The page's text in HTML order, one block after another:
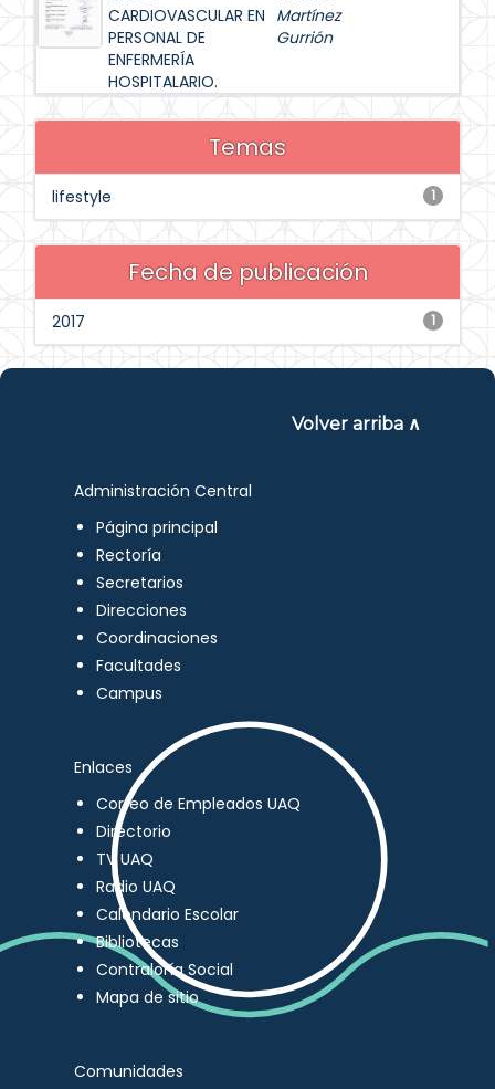
CARDIOVASCULAR EN
PERSONAL DE
ENFERMERÍA
HOSPITALARIO.
Martínez
Gurrión
Temas
1
lifestyle
Fecha de publicación
1
2017
Volver arriba ∧
Administración Central
Página principal
Rectoría
Secretarios
Direcciones
Coordinaciones
Facultades
Campus
Enlaces
Correo de Empleados UAQ
Directorio
TV UAQ
Radio UAQ
Calendario Escolar
Bibliotecas
Contraloría Social
Mapa de sitio
Comunidades